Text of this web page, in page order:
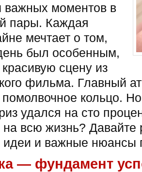
важных моментов в
пары. Каждая
мечтает о том,
был особенным,
сцену из
фильма. Главный
кольцо.
удался на сто
на всю жизнь?
и важные нюансы
— фундамент